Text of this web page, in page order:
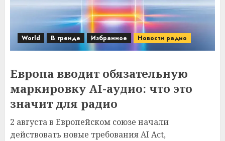
World В тренде Избранное Новости радио
Европа вводит обязательную
маркировку AI-аудио: что это
значит для радио
2 августа в Европейском союзе начали
действовать новые требования AI Act,